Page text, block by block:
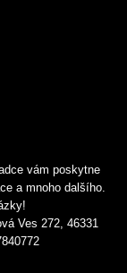
vám poskytne
a mnoho dalšího.
Ves 272, 46331